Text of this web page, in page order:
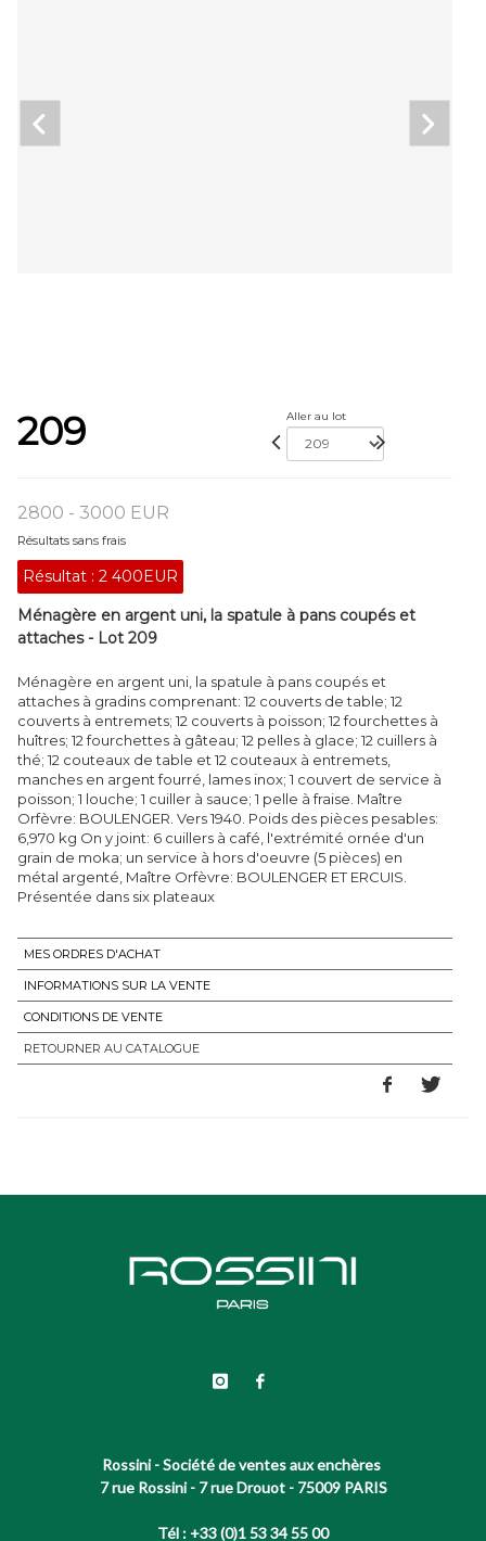
209 Aller au lot
2800 - 3000 EUR
Résultats sans frais
Résultat : 2 400EUR
Ménagère en argent uni, la spatule à pans coupés et
attaches - Lot 209
Ménagère en argent uni, la spatule à pans coupés et
attaches à gradins comprenant: 12 couverts de table; 12
couverts à entremets; 12 couverts à poisson; 12 fourchettes à
huîtres; 12 fourchettes à gâteau; 12 pelles à glace; 12 cuillers à
thé; 12 couteaux de table et 12 couteaux à entremets,
manches en argent fourré, lames inox; 1 couvert de service à
poisson; 1 louche; 1 cuiller à sauce; 1 pelle à fraise. Maître
Orfèvre: BOULENGER. Vers 1940. Poids des pièces pesables:
6,970 kg On y joint: 6 cuillers à café, l'extrémité ornée d'un
grain de moka; un service à hors d'oeuvre (5 pièces) en
métal argenté, Maître Orfèvre: BOULENGER ET ERCUIS.
Présentée dans six plateaux
MES ORDRES D'ACHAT
INFORMATIONS SUR LA VENTE
CONDITIONS DE VENTE
RETOURNER AU CATALOGUE
Rossini - Société de ventes aux enchères
7 rue Rossini - 7 rue Drouot - 75009 PARIS
Tél : +33 (0)1 53 34 55 00